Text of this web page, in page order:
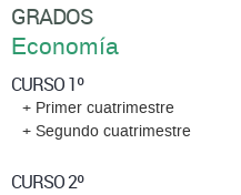
GRADOS
Economía
CURSO 1º
+ Primer cuatrimestre
+ Segundo cuatrimestre
CURSO 2º